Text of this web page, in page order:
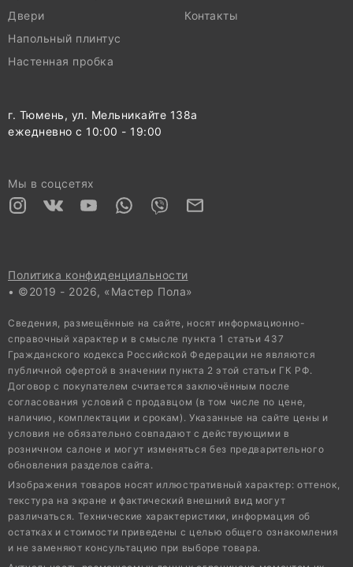
Двери
Напольный плинтус
Настенная пробка
Контакты
г. Тюмень, ул. Мельникайте 138а
ежедневно с 10:00 - 19:00
Мы в соцсетях
Политика конфиденциальности
• ©2019 - 2026, «Мастер Пола»
Сведения, размещённые на сайте, носят информационно-
справочный характер и в смысле пункта 1 статьи 437
Гражданского кодекса Российской Федерации не являются
публичной офертой в значении пункта 2 этой статьи ГК РФ.
Договор с покупателем считается заключённым после
согласования условий с продавцом (в том числе по цене,
наличию, комплектации и срокам). Указанные на сайте цены и
условия не обязательно совпадают с действующими в
розничном салоне и могут изменяться без предварительного
обновления разделов сайта.
Изображения товаров носят иллюстративный характер: оттенок,
текстура на экране и фактический внешний вид могут
различаться. Технические характеристики, информация об
остатках и стоимости приведены с целью общего ознакомления
и не заменяют консультацию при выборе товара.